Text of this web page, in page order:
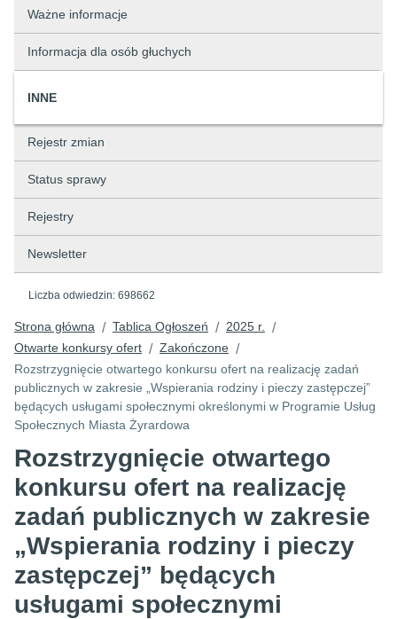
Ważne informacje
Informacja dla osób głuchych
INNE
Rejestr zmian
Status sprawy
Rejestry
Newsletter
Liczba odwiedzin: 698662
Strona główna / Tablica Ogłoszeń / 2025 r. /
Otwarte konkursy ofert / Zakończone /
Rozstrzygnięcie otwartego konkursu ofert na realizację zadań
publicznych w zakresie „Wspierania rodziny i pieczy zastępczej”
będących usługami społecznymi określonymi w Programie Usług
Społecznych Miasta Żyrardowa
Rozstrzygnięcie otwartego
konkursu ofert na realizację
zadań publicznych w zakresie
„Wspierania rodziny i pieczy
zastępczej” będących
usługami społecznymi